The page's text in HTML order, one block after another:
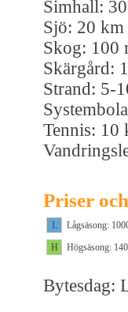
Simhall:
Sjö: 20 km
Skog: 100
Skärgård:
Strand: 5-
Tennis: 10
Priser
L
Lågsäsong:
H
Högsäsong:
Bytesdag: